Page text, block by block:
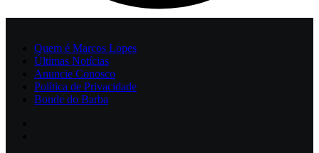
Quem é Marcos Lopes
Últimas Notícias
Anuncie Conosco
Política de Privacidade
Bonde do Barba